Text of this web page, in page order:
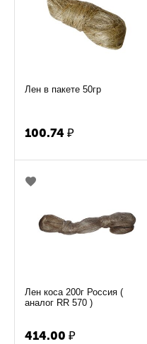
Лен в пакете 50гр
100.74 ₽
Лен коса 200г Россия (
аналог RR 570 )
414.00 ₽